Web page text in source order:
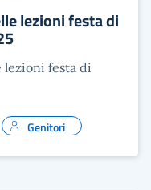
lezioni festa di
lezioni festa di
Genitori